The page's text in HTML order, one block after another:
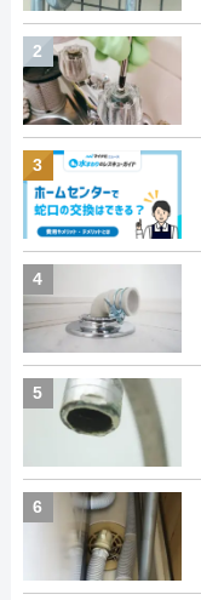
2
3
4
5
6